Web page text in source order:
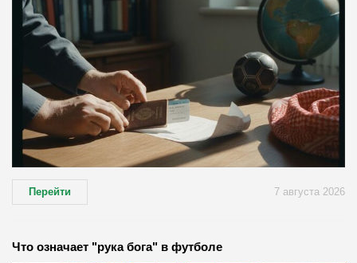
Перейти 7 августа 2026
Что означает "рука бога" в футболе